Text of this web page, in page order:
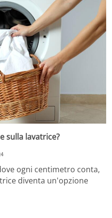
sulla lavatrice?
ogni centimetro conta,
diventa un'opzione